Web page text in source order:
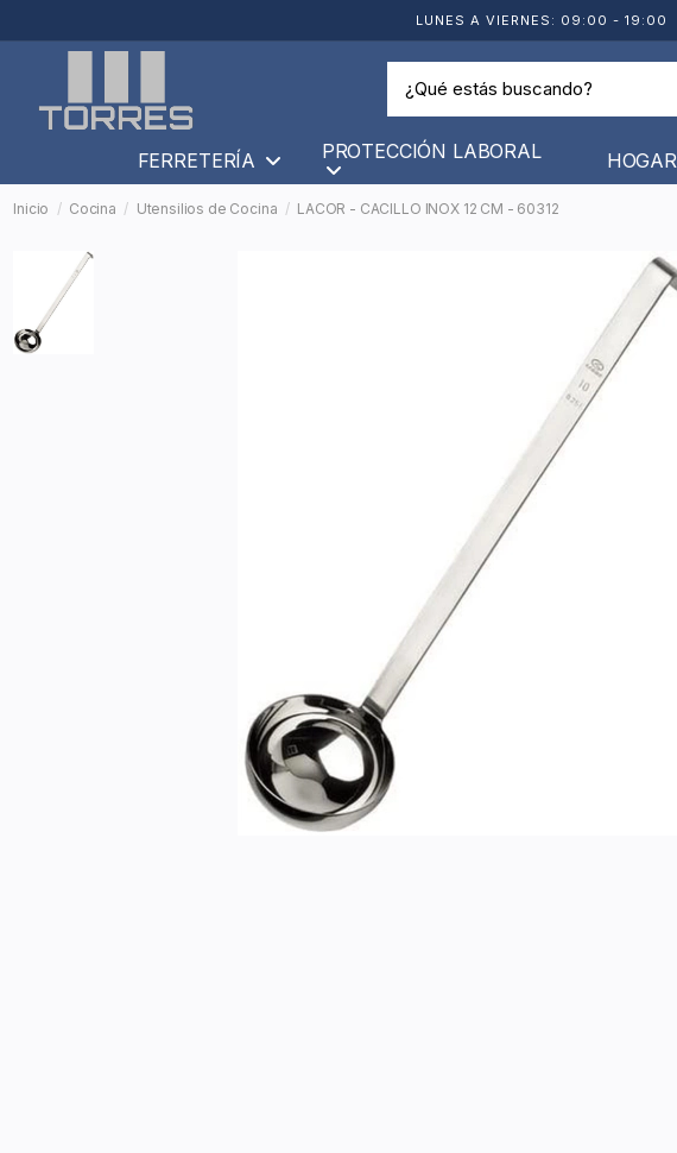
LUNES A VIERNES: 09:00 - 19:00
FERRETERÍA PROTECCIÓN LABORAL HOGAR
Inicio Cocina Utensilios de Cocina LACOR - CACILLO INOX 12 CM - 60312